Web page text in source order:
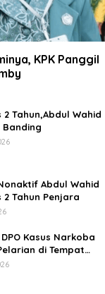
KPK Panggil
2 Tahun,Abdul Wahid
Banding
Abdul Wahid
2 Tahun Penjara
Kasus Narkoba
di Tempat
di Kampar